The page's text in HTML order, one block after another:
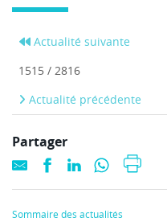
Actualité suivante
1515 / 2816
Actualité précédente
Partager
Sommaire des actualités